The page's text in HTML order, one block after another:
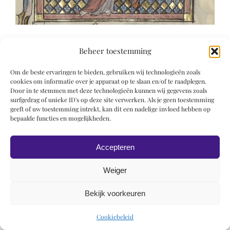
Beheer toestemming
Om de beste ervaringen te bieden, gebruiken wij technologieën zoals
cookies om informatie over je apparaat op te slaan en/of te raadplegen.
Door in te stemmen met deze technologieën kunnen wij gegevens zoals
surfgedrag of unieke ID's op deze site verwerken. Als je geen toestemming
geeft of uw toestemming intrekt, kan dit een nadelige invloed hebben op
bepaalde functies en mogelijkheden.
Accepteren
Weiger
Bekijk voorkeuren
Cookiebeleid
© 2019 Roel Wiechers | Powered byROCK Design